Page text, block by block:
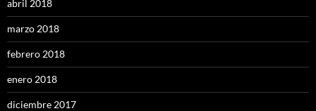
abril 2018
marzo 2018
febrero 2018
enero 2018
diciembre 2017